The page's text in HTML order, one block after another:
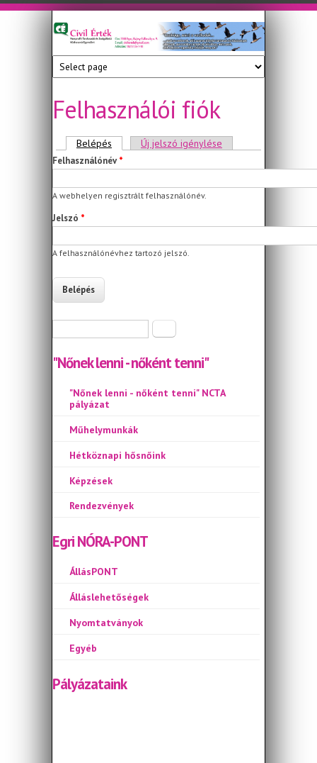
Ugrás a tartalomra
Civil
Érték
Nonprofit
Tanácsadó
és
Közhasznú
Felhasználói fiók
Elsődleges fülek
Belépés (aktív fül)Új jelszó igénylése
Felhasználónév*
A webhelyen regisztrált felhasználónév.
Jelszó *
A felhasználónévhez tartozó jelszó.
Keresés
"Nőnek lenni - nőként tenni"
"Nőnek lenni - nőként tenni" NCTA
pályázat
Műhelymunkák
Hétköznapi hősnőink
Képzések
Rendezvények
Egri NÓRA-PONT
ÁllásPONT
Álláslehetőségek
Nyomtatványok
Egyéb
Pályázataink